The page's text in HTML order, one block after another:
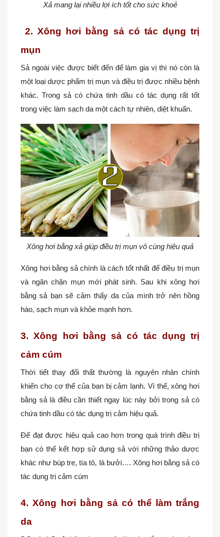
Xả mang lại nhiều lợi ích tốt cho sức khoẻ
2. Xông hơi bằng sả có tác dụng trị
mụn
Sả ngoài việc được biết đến để làm gia vị thì nó còn là
một loại dược phẩm trị mụn và điều trị được nhiều bệnh
khác. Trong sả có chứa tinh dầu có tác dụng rất tốt
trong việc làm sạch da một cách tự nhiên, diệt khuẩn.
Xông hơi bằng xả giúp điều trị mụn vô cùng hiệu quả
Xông hơi bằng sả chính là cách tốt nhất để điều trị mụn
và ngăn chặn mụn mới phát sinh. Sau khi xông hơi
bằng sả bạn sẽ cảm thấy da của mình trở nên hồng
hào, sạch mụn và khỏe mạnh hơn.
3. Xông hơi bằng sả có tác dụng trị
cảm cúm
Thời tiết thay đổi thất thường là nguyên nhân chính
khiến cho cơ thể của bạn bị cảm lạnh. Vì thế, xông hơi
bằng sả là điều cần thiết ngay lúc này bởi trong sả có
chứa tinh dầu có tác dụng trị cảm hiệu quả.
Để đạt được hiệu quả cao hơn trong quá trình điều trị
bạn có thể kết hợp sử dụng sả với những thảo dược
khác như búp tre, tía tô, lá bưởi…. Xông hơi bằng sả có
tác dụng trị cảm cúm
4. Xông hơi bằng sả có thể làm trắng
da